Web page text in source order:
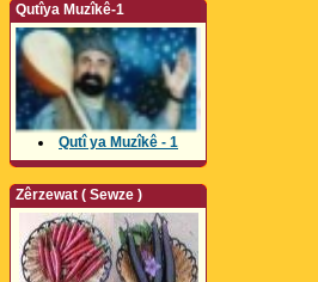
Qutîya Muzîkê-1
Qutî ya Muzîkê - 1
Zêrzewat ( Sewze )